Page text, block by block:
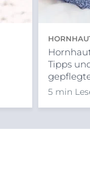
Tipps
5 min